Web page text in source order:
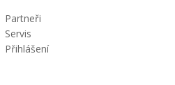
Partneři
Servis
Přihlášení